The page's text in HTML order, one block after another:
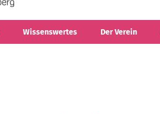
Wissenswertes Der Verein